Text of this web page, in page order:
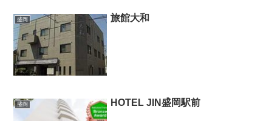
盛岡 旅館大和
盛岡 HOTEL JIN盛岡駅前